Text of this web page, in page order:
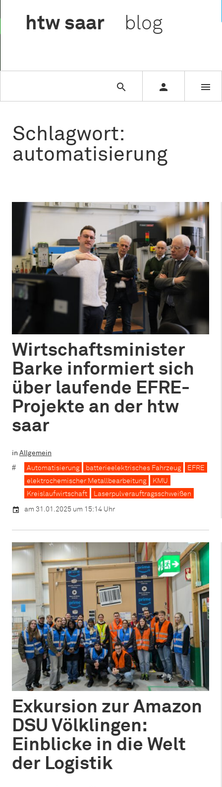
htw saar blog
  
Schlagwort:
automatisierung
Wirtschaftsminister
Barke informiert sich
über laufende EFRE-
Projekte an der htw
saar
in Allgemein
Automatisierung batterieelektrisches Fahrzeug
EFRE
elektrochemischer Metallbearbeitung
KMU
Kreislaufwirtschaft
Laserpulverauftragsschweißen
am 31.01.2025 um 15:14 Uhr
Exkursion zur Amazon
DSU Völklingen:
Einblicke in die Welt
der Logistik